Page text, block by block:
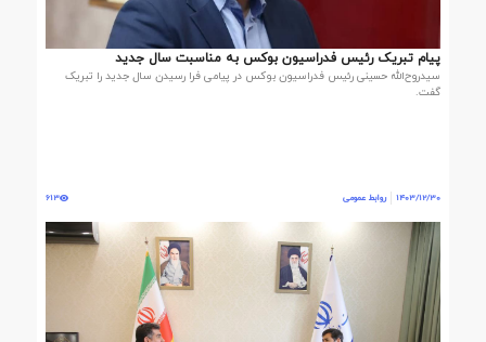
پیام تبریک رئیس فدراسیون بوکس به مناسبت سال جدید
سیدروح‌الله حسینی رئیس فدراسیون بوکس در پیامی فرا رسیدن سال جدید را تبریک
گفت.
1403/12/30 روابط عمومی 613